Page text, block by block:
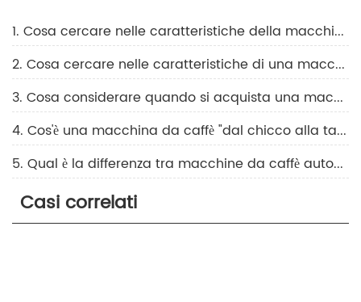
1. Cosa cercare nelle caratteristiche della macchina per il caffè in grani
2. Cosa cercare nelle caratteristiche di una macchina da caffè automatica
3. Cosa considerare quando si acquista una macchina da caffè automatica
4. Cos'è una macchina da caffè "dal chicco alla tazza"?
5. Qual è la differenza tra macchine da caffè automatiche e capsule?
Casi correlati